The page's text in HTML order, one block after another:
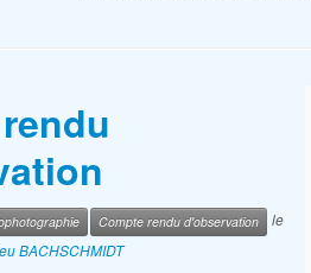
Compte rendu d'observation
le
BACHSCHMIDT